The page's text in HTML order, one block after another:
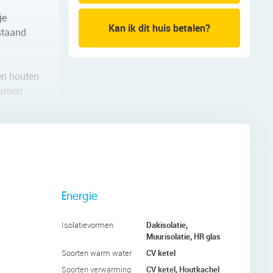
houten
door
Kan ik dit huis betalen?
Energie
Isolatievormen
Dakisolatie,
Muurisolatie, HR glas
Soorten warm water CV ketel
Soorten verwarming CV ketel, Houtkachel